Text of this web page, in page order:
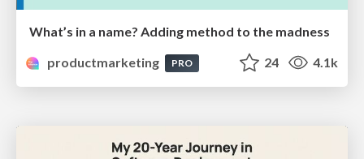
What’s in a name? Adding method to the madness
productmarketing
PRO 24 4.1k